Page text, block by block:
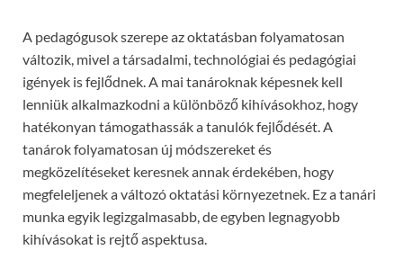
A pedagógusok szerepe az oktatásban folyamatosan
változik, mivel a társadalmi, technológiai és pedagógiai
igények is fejlődnek. A mai tanároknak képesnek kell
lenniük alkalmazkodni a különböző kihívásokhoz, hogy
hatékonyan támogathassák a tanulók fejlődését. A
tanárok folyamatosan új módszereket és
megközelítéseket keresnek annak érdekében, hogy
megfeleljenek a változó oktatási környezetnek. Ez a tanári
munka egyik legizgalmasabb, de egyben legnagyobb
kihívásokat is rejtő aspektusa.